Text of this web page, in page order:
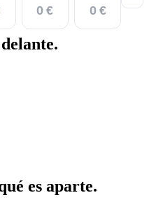
0 €
0 €
es aparte.